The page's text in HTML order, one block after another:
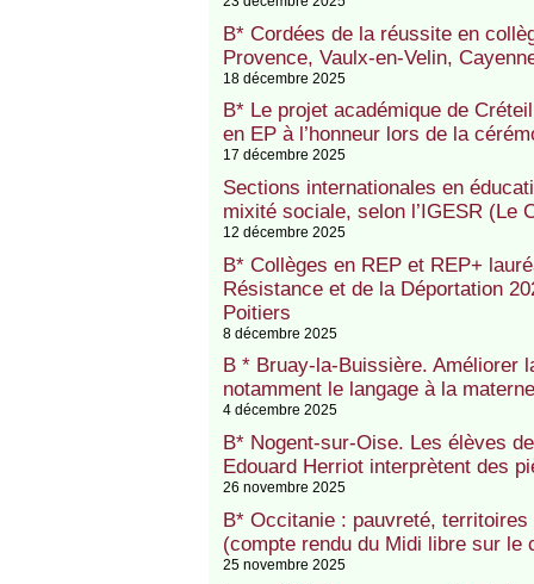
B* Cordées de la réussite en
Provence, Vaulx-en-Velin,
18 décembre 2025
B* Le projet académique de
en EP à l’honneur lors de la
17 décembre 2025
Sections internationales en
mixité sociale, selon l’IGESR (Le
12 décembre 2025
B* Collèges en REP et REP+
Résistance et de la Déportation
Poitiers
8 décembre 2025
B * Bruay-la-Buissière. Améliorer
notamment le langage à la
4 décembre 2025
B* Nogent-sur-Oise. Les élèves
Edouard Herriot interprètent des
26 novembre 2025
B* Occitanie : pauvreté,
(compte rendu du Midi libre sur le
25 novembre 2025